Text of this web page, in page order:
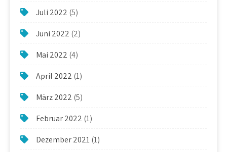
Juli 2022 (5)
Juni 2022 (2)
Mai 2022 (4)
April 2022 (1)
März 2022 (5)
Februar 2022 (1)
Dezember 2021(1)